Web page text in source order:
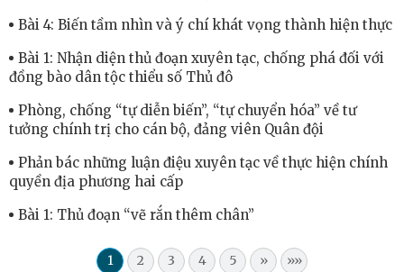
Bài 4: Biến tầm nhìn và ý chí khát vọng thành hiện thực
Bài 1: Nhận diện thủ đoạn xuyên tạc, chống phá đối với
đồng bào dân tộc thiểu số Thủ đô
Phòng, chống “tự diễn biến”, “tự chuyển hóa” về tư
tưởng chính trị cho cán bộ, đảng viên Quân đội
Phản bác những luận điệu xuyên tạc về thực hiện chính
quyền địa phương hai cấp
Bài 1: Thủ đoạn “vẽ rắn thêm chân”
1 2 3 4 5 » »»